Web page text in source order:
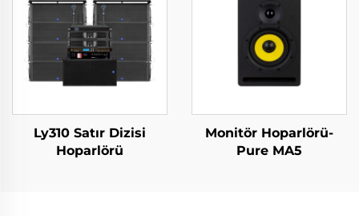
Ly310 Satır Dizisi
Hoparlörü
Monitör Hoparlörü-
Pure MA5